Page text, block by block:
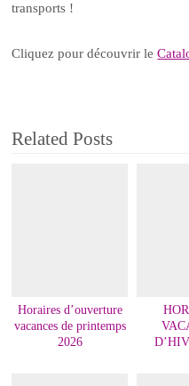
transports !
Cliquez pour découvrir le
Related Posts
Horaires d’ouverture
vacances de printemps
2026